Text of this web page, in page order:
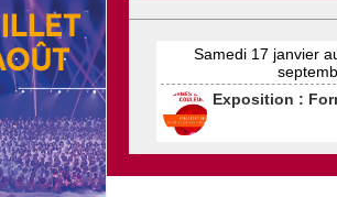
Samedi 17 janvier
Exposition :